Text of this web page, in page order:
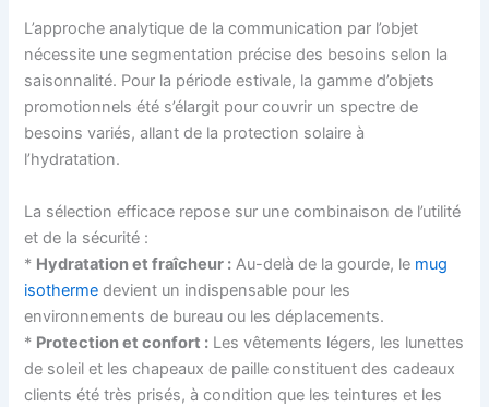
L’approche analytique de la communication par l’objet
nécessite une segmentation précise des besoins selon la
saisonnalité. Pour la période estivale, la gamme d’objets
promotionnels été s’élargit pour couvrir un spectre de
besoins variés, allant de la protection solaire à
l’hydratation.
La sélection efficace repose sur une combinaison de l’utilité
et de la sécurité :
* Hydratation et fraîcheur : Au-delà de la gourde, le mug
isotherme devient un indispensable pour les
environnements de bureau ou les déplacements.
* Protection et confort : Les vêtements légers, les lunettes
de soleil et les chapeaux de paille constituent des cadeaux
clients été très prisés, à condition que les teintures et les